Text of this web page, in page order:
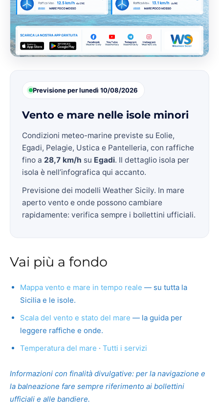
Previsione per lunedì 10/08/2026
Vento e mare nelle isole minori
Condizioni meteo-marine previste su Eolie,
Egadi, Pelagie, Ustica e Pantelleria, con raffiche
fino a 28,7 km/h su Egadi. Il dettaglio isola per
isola è nell’infografica qui accanto.
Previsione dei modelli Weather Sicily. In mare
aperto vento e onde possono cambiare
rapidamente: verifica sempre i bollettini ufficiali.
Vai più a fondo
Mappa vento e mare in tempo reale — su tutta la
Sicilia e le isole.
Scala del vento e stato del mare — la guida per
leggere raffiche e onde.
Temperatura del mare · Tutti i servizi
Informazioni con finalità divulgative: per la navigazione e
la balneazione fare sempre riferimento ai bollettini
ufficiali e alle bandiere.